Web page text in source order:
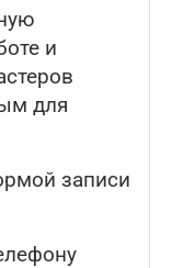
и
для
записи